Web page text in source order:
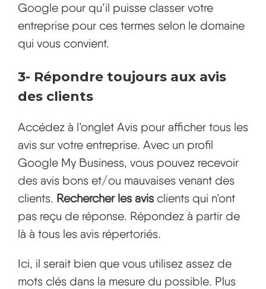
Google pour qu’il puisse classer votre
entreprise pour ces termes selon le domaine
qui vous convient.
3- Répondre toujours aux avis
des clients
Accédez à l’onglet Avis pour afficher tous les
avis sur votre entreprise. Avec un profil
Google My Business, vous pouvez recevoir
des avis bons et/ou mauvaises venant des
clients. Rechercher les avis clients qui n’ont
pas reçu de réponse. Répondez à partir de
là à tous les avis répertoriés.
Ici, il serait bien que vous utilisez assez de
mots clés dans la mesure du possible. Plus